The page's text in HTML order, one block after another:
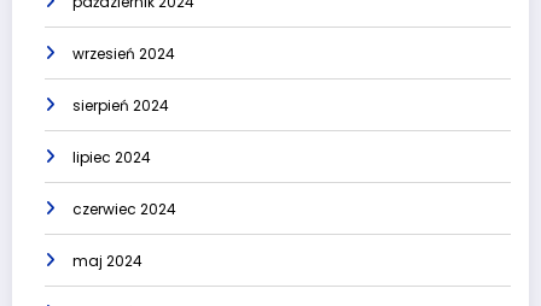
wrzesień 2024
sierpień 2024
lipiec 2024
czerwiec 2024
maj 2024